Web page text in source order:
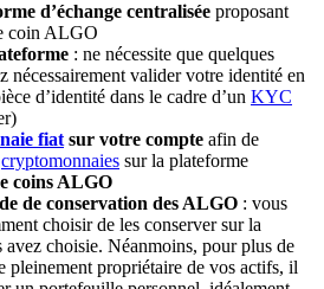
d’échange centralisée proposant
coin ALGO
: ne nécessite que quelques
nécessairement valider votre identité en
d’identité dans le cadre d’un KYC
fiatsur votre compte afin de
cryptomonnaies sur la plateforme
coins ALGO
de conservation des ALGO : vous
choisir de les conserver sur la
avez choisie. Néanmoins, pour plus de
pleinement propriétaire de vos actifs, il